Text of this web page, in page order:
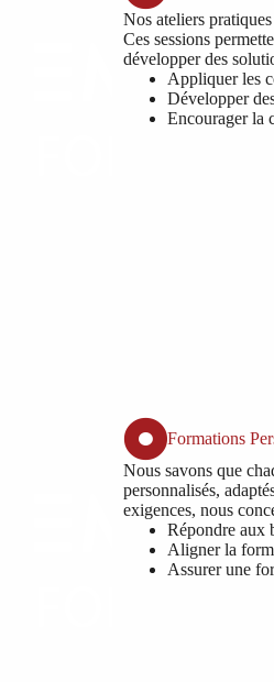
Nos ateliers
Ces sessions
développer des
Appliquer les
Développer
Encourager la
Formations
Nous savons que
personnalisés,
exigences, nous
Répondre aux
Aligner la
Assurer une